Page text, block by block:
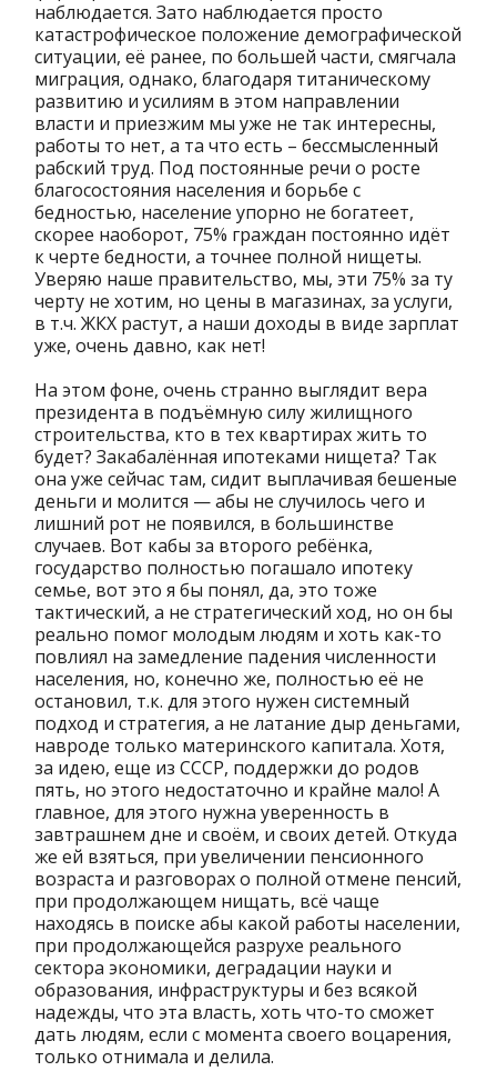
наблюдается. Зато наблюдается просто
катастрофическое положение демографической
ситуации, её ранее, по большей части, смягчала
миграция, однако, благодаря титаническому
развитию и усилиям в этом направлении
власти и приезжим мы уже не так интересны,
работы то нет, а та что есть – бессмысленный
рабский труд. Под постоянные речи о росте
благосостояния населения и борьбе с
бедностью, население упорно не богатеет,
скорее наоборот, 75% граждан постоянно идёт
к черте бедности, а точнее полной нищеты.
Уверяю наше правительство, мы, эти 75% за ту
черту не хотим, но цены в магазинах, за услуги,
в т.ч. ЖКХ растут, а наши доходы в виде зарплат
уже, очень давно, как нет!
На этом фоне, очень странно выглядит вера
президента в подъёмную силу жилищного
строительства, кто в тех квартирах жить то
будет? Закабалённая ипотеками нищета? Так
она уже сейчас там, сидит выплачивая бешеные
деньги и молится — абы не случилось чего и
лишний рот не появился, в большинстве
случаев. Вот кабы за второго ребёнка,
государство полностью погашало ипотеку
семье, вот это я бы понял, да, это тоже
тактический, а не стратегический ход, но он бы
реально помог молодым людям и хоть как-то
повлиял на замедление падения численности
населения, но, конечно же, полностью её не
остановил, т.к. для этого нужен системный
подход и стратегия, а не латание дыр деньгами,
навроде только материнского капитала. Хотя,
за идею, еще из СССР, поддержки до родов
пять, но этого недостаточно и крайне мало! А
главное, для этого нужна уверенность в
завтрашнем дне и своём, и своих детей. Откуда
же ей взяться, при увеличении пенсионного
возраста и разговорах о полной отмене пенсий,
при продолжающем нищать, всё чаще
находясь в поиске абы какой работы населении,
при продолжающейся разрухе реального
сектора экономики, деградации науки и
образования, инфраструктуры и без всякой
надежды, что эта власть, хоть что-то сможет
дать людям, если с момента своего воцарения,
только отнимала и делила.